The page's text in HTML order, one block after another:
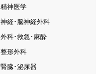
精神医学
神経･脳神経外科
外科･救急･麻酔
整形外科
腎臓･泌尿器